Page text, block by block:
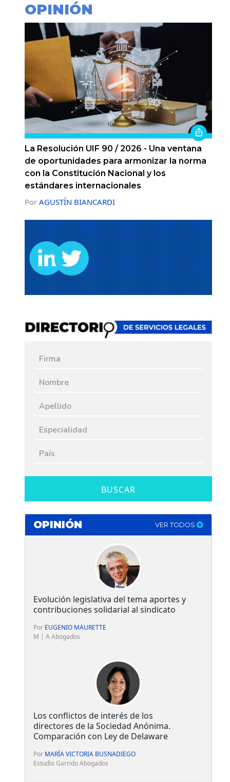
OPINIÓN
La Resolución UIF 90 / 2026 - Una ventana
de oportunidades para armonizar la norma
con la Constitución Nacional y los
estándares internacionales
Por AGUSTÍN BIANCARDI
BUSCAR
OPINIÓN VER TODOS
Evolución legislativa del tema aportes y
contribuciones solidarial al sindicato
Por EUGENIO MAURETTE
M | A Abogados
Los conflictos de interés de los
directores de la Sociedad Anónima.
Comparación con Ley de Delaware
Por MARÍA VICTORIA BUSNADIEGO
Estudio Garrido Abogados